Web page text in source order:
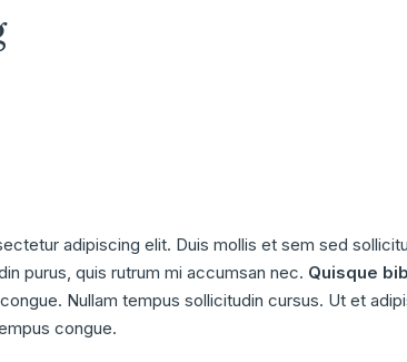
adipiscing elit. Duis mollis et sem sed
purus, quis rutrum mi accumsan nec. Quisque
Nullam tempus sollicitudin cursus. Ut et
congue.